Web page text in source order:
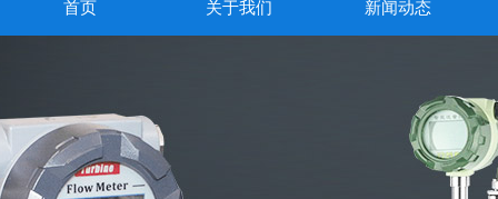
首页 关于我们 新闻动态